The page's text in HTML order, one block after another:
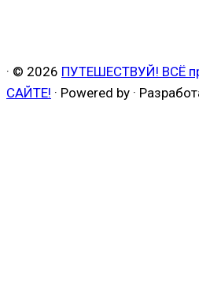
· © 2026 ПУТЕШЕСТВУЙ! ВСЁ
САЙТЕ! · Powered by ·